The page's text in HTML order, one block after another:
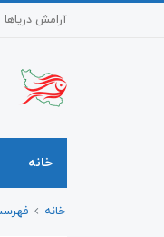
آرامش
خانه
خانه